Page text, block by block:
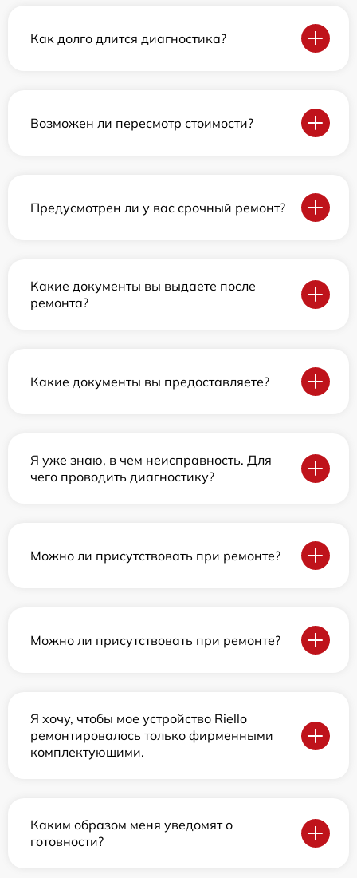
Как долго длится диагностика?
Возможен ли пересмотр стоимости?
Предусмотрен ли у вас срочный ремонт?
Какие документы вы выдаете после
ремонта?
Какие документы вы предоставляете?
Я уже знаю, в чем неисправность. Для
чего проводить диагностику?
Можно ли присутствовать при ремонте?
Можно ли присутствовать при ремонте?
Я хочу, чтобы мое устройство Riello
ремонтировалось только фирменными
комплектующими.
Каким образом меня уведомят о
готовности?